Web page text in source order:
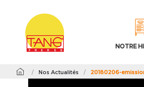
NOTRE
/ Nos Actualités / 20180206-